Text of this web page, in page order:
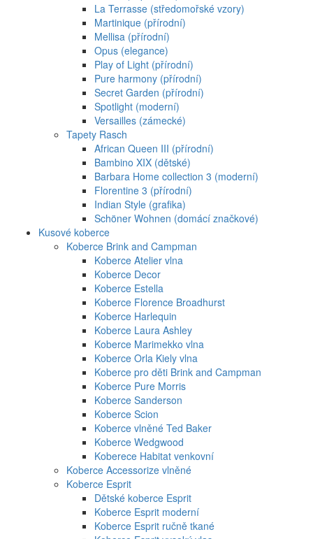
La Terrasse (středomořské vzory)
Martinique (přírodní)
Mellisa (přírodní)
Opus (elegance)
Play of Light (přírodní)
Pure harmony (přírodní)
Secret Garden (přírodní)
Spotlight (moderní)
Versailles (zámecké)
Tapety Rasch
African Queen III (přírodní)
Bambino XIX (dětské)
Barbara Home collection 3 (moderní)
Florentine 3 (přírodní)
Indian Style (grafika)
Schöner Wohnen (domácí značkové)
Kusové koberce
Koberce Brink and Campman
Koberce Atelier vlna
Koberce Decor
Koberce Estella
Koberce Florence Broadhurst
Koberce Harlequin
Koberce Laura Ashley
Koberce Marimekko vlna
Koberce Orla Kiely vlna
Koberce pro děti Brink and Campman
Koberce Pure Morris
Koberce Sanderson
Koberce Scion
Koberce vlněné Ted Baker
Koberce Wedgwood
Koberece Habitat venkovní
Koberce Accessorize vlněné
Koberce Esprit
Dětské koberce Esprit
Koberce Esprit moderní
Koberce Esprit ručně tkané